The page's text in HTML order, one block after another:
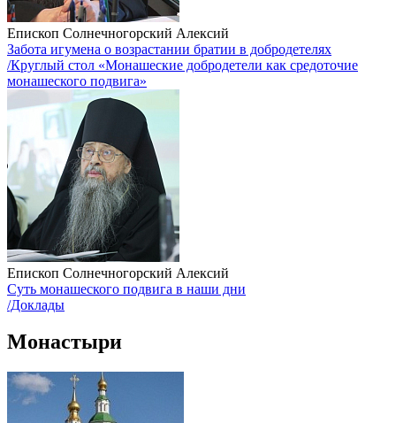
Епископ Солнечногорский Алексий
Забота игумена о возрастании братии в добродетелях
/Круглый стол «Монашеские добродетели как средоточие
монашеского подвига»
Епископ Солнечногорский Алексий
Суть монашеского подвига в наши дни
/Доклады
Монастыри